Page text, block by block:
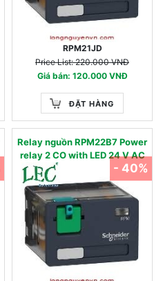
RPM21JD
Price List: 220.000 VNĐ
Giá bán: 120.000 VNĐ
ĐẶT HÀNG
Relay nguồn RPM22B7 Power
relay 2 CO with LED 24 V AC
- 40%